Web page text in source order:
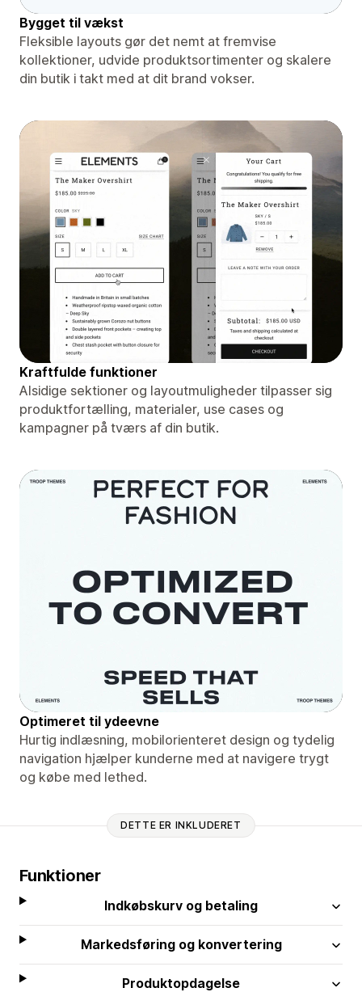
Bygget til vækst
Fleksible layouts gør det nemt at fremvise
kollektioner, udvide produktsortimenter og skalere
din butik i takt med at dit brand vokser.
Kraftfulde funktioner
Alsidige sektioner og layoutmuligheder tilpasser sig
produktfortælling, materialer, use cases og
kampagner på tværs af din butik.
Optimeret til ydeevne
Hurtig indlæsning, mobilorienteret design og tydelig
navigation hjælper kunderne med at navigere trygt
og købe med lethed.
DETTE ER INKLUDERET
Funktioner
Indkøbskurv og betaling
Markedsføring og konvertering
Produktopdagelse